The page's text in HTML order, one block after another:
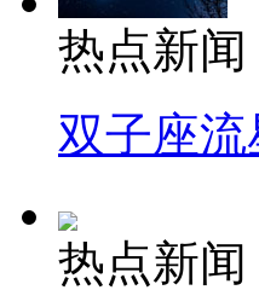
热点新闻
双子座
热点新闻